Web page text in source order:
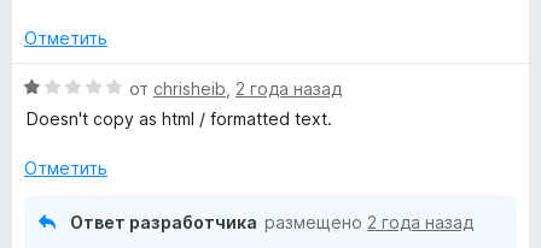
и
5
е
о
н
4
Отметить
О
ц
н
от chrisheib 2 года назад
Doesn't copy as html / formatted text.
Отметить
Ответ разработчика размещено 2 года назад